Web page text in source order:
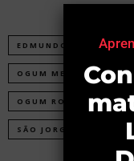
EDMUNDO PELLIZZARI
OGUM MEGÊ
OGUM ROMPE-MATO
SÃO JORGE